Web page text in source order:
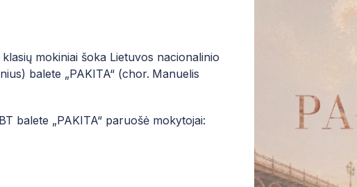
mokiniai šoka Lietuvos nacionalinio
balete „PAKITA“ (chor. Manuelis
balete „PAKITA“ paruošė mokytojai: